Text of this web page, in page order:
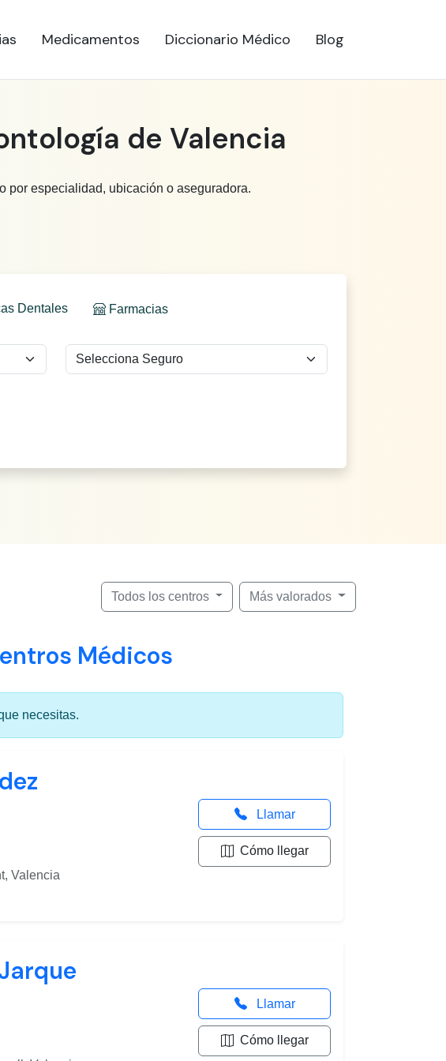
Medicamentos Diccionario Médico Blog
de Valencia
por especialidad, ubicación o aseguradora.
Dentales Farmacias
Todos los centros Más valorados
Médicos
necesitas.
Valencia
Llamar
Cómo llegar
Llamar
Cómo llegar